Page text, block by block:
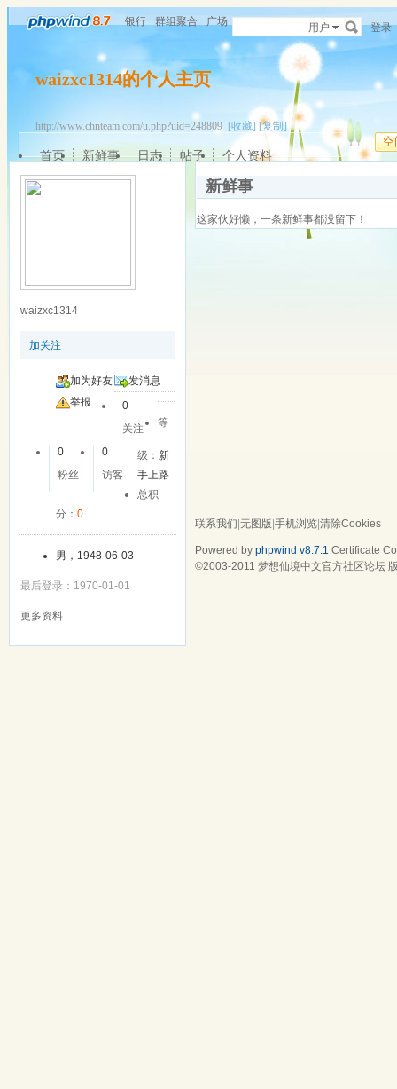
银行 群组聚合 广场 用户 登录
waizxc1314的个人主页
http://www.chnteam.com/u.php?uid=248809 [收藏] [复制]
空
首页 新鲜事 日志 帖子 个人资料
waizxc1314
加关注
加为好友
发消息
举报
0
关注
0
粉丝
0
访客
等
级：新
手上路
总积
分： 0
男，1948-06-03
最后登录：1970-01-01
更多资料
新鲜事
这家伙好懒，一条新鲜事都没留下！
联系我们 无图版 手机浏览 清除Cookies
Powered by phpwind v8.7.1 Certificate
©2003-2011 梦想仙境中文官方社区论坛